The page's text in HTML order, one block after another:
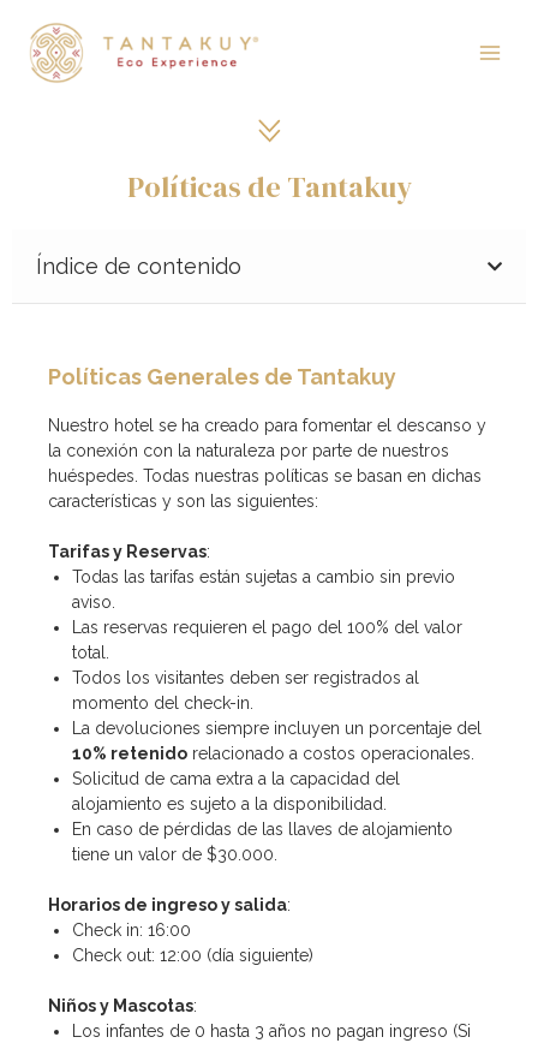
contenido
Políticas de Tantakuy
Índice de contenido
Políticas Generales de Tantakuy
Nuestro hotel se ha creado para fomentar el descanso y
la conexión con la naturaleza por parte de nuestros
huéspedes. Todas nuestras políticas se basan en dichas
características y son las siguientes:
Tarifas y Reservas:
Todas las tarifas están sujetas a cambio sin previo
aviso.
Las reservas requieren el pago del 100% del valor
total.
Todos los visitantes deben ser registrados al
momento del check-in.
La devoluciones siempre incluyen un porcentaje del
10% retenido relacionado a costos operacionales.
Solicitud de cama extra a la capacidad del
alojamiento es sujeto a la disponibilidad.
En caso de pérdidas de las llaves de alojamiento
tiene un valor de $30.000.
Horarios de ingreso y salida:
Check in: 16:00
Check out: 12:00 (día siguiente)
Niños y Mascotas:
Los infantes de 0 hasta 3 años no pagan ingreso (Si